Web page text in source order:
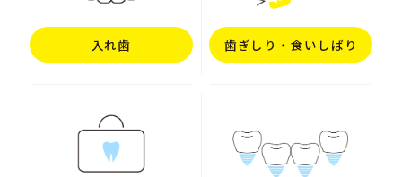
入れ歯 歯ぎしり・食いしばり